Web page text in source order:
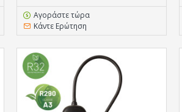
Αγοράστε τώρα
Κάντε Ερώτηση